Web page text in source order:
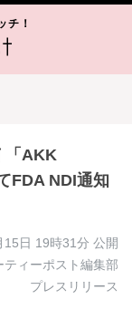
チ！
「AKK
NDI通知
15日 19時31分 公開
ティーポスト編集部
プレスリリース